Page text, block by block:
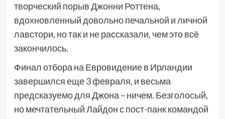
творческий порыв Джонни Роттена,
вдохновленный довольно печальной и личной
лавстори, но так и не рассказали, чем это всё
закончилось.
Финал отбора на Евровидение в Ирландии
завершился еще 3 февраля, и весьма
предсказуемо для Джона – ничем. Безголосый,
но мечтательный Лайдон с пост-панк командой